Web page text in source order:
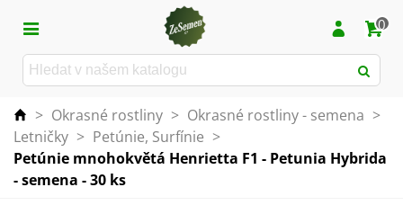
0
> Okrasné rostliny > Okrasné rostliny - semena >
Letničky > Petúnie, Surfínie >
Petúnie mnohokvětá Henrietta F1 - Petunia Hybrida
- semena - 30 ks